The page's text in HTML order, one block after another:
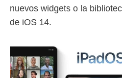
nuevos widgets o la
de iOS 14.